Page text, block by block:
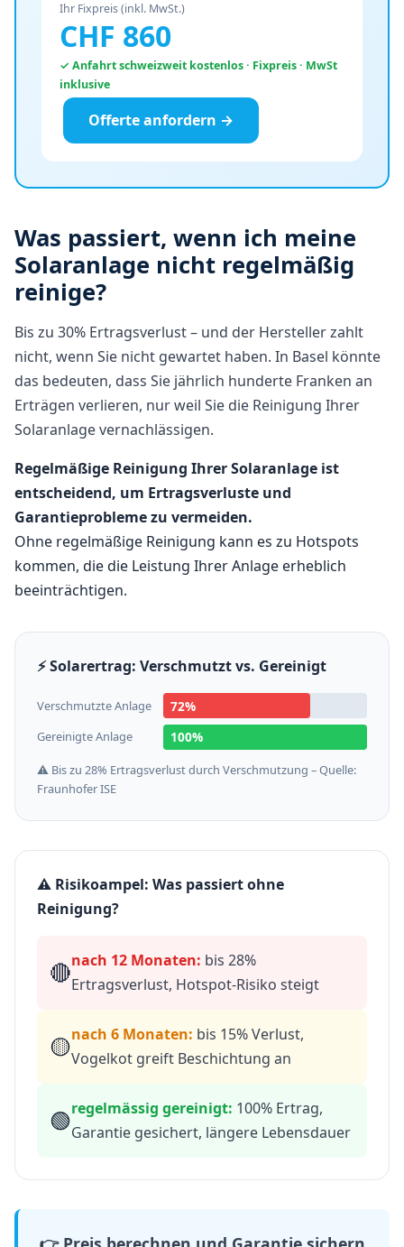
Ihr Fixpreis (inkl. MwSt.)
CHF 860
✓ Anfahrt schweizweit kostenlos · Fixpreis · MwSt
inklusive
Offerte anfordern →
Was passiert, wenn ich meine
Solaranlage nicht regelmäßig
reinige?
Bis zu 30% Ertragsverlust – und der Hersteller zahlt
nicht, wenn Sie nicht gewartet haben. In Basel könnte
das bedeuten, dass Sie jährlich hunderte Franken an
Erträgen verlieren, nur weil Sie die Reinigung Ihrer
Solaranlage vernachlässigen.
Regelmäßige Reinigung Ihrer Solaranlage ist
entscheidend, um Ertragsverluste und
Garantieprobleme zu vermeiden.
Ohne regelmäßige Reinigung kann es zu Hotspots
kommen, die die Leistung Ihrer Anlage erheblich
beeinträchtigen.
⚡ Solarertrag: Verschmutzt vs. Gereinigt
Verschmutzte Anlage 72%
Gereinigte Anlage 100%
⚠️ Bis zu 28% Ertragsverlust durch Verschmutzung – Quelle:
Fraunhofer ISE
⚠️ Risikoampel: Was passiert ohne
Reinigung?
🔴nach 12 Monaten: bis 28%
Ertragsverlust, Hotspot-Risiko steigt
🟡nach 6 Monaten: bis 15% Verlust,
Vogelkot greift Beschichtung an
🟢regelmässig gereinigt: 100% Ertrag,
Garantie gesichert, längere Lebensdauer